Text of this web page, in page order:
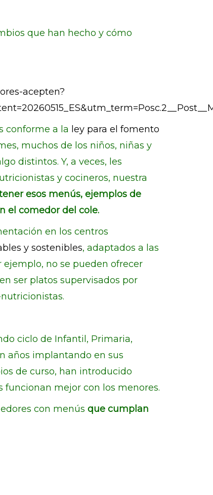
que han hecho y cómo
acepten?
conforme a la ley para el fomento
muchos de los niños, niñas y
distintos. Y, a veces, les
y cocineros, nuestra
esos menús, ejemplos de
el comedor del cole.
en los centros
y sostenibles, adaptados a las
no se pueden ofrecer
ser platos supervisados por
ciclo de Infantil, Primaria,
años implantando en sus
de curso, han introducido
mejor con los menores.
con menús que cumplan